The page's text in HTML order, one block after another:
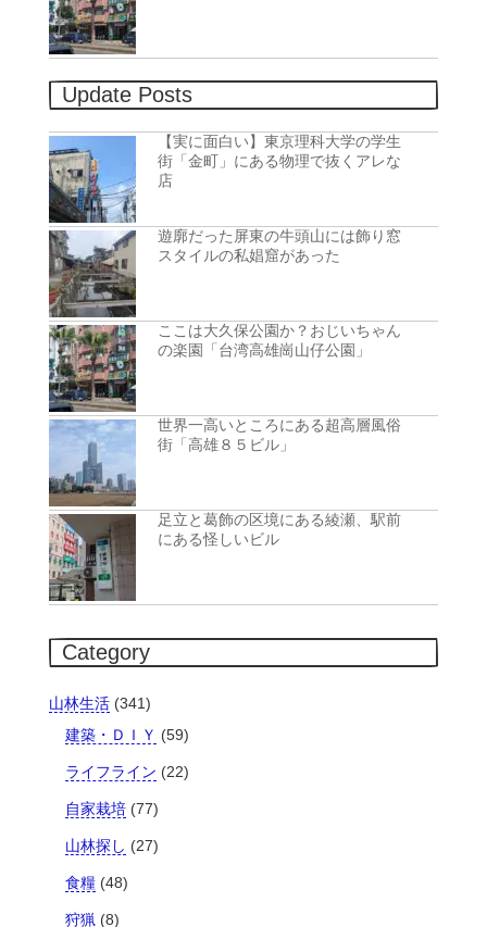
Update Posts
【実に面白い】東京理科大学の学生
街「金町」にある物理で抜くアレな
店
遊廓だった屏東の牛頭山には飾り窓
スタイルの私娼窟があった
ここは大久保公園か？おじいちゃん
の楽園「台湾高雄崗山仔公園」
世界一高いところにある超高層風俗
街「高雄８５ビル」
足立と葛飾の区境にある綾瀬、駅前
にある怪しいビル
Category
山林生活(341)
建築・ＤＩＹ (59)
ライフライン (22)
自家栽培(77)
山林探し (27)
食糧(48)
狩猟 (8)